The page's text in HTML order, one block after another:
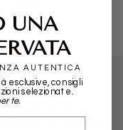
US...
UNA
AUTENTICA
esclusive, consigli
selezionate.
te.